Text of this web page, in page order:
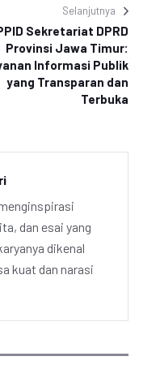
Selanjutnya
Sekretariat DPRD
Provinsi Jawa Timur:
Informasi Publik
yang Transparan dan
Terbuka
dan esai yang
dikenal
kuat dan narasi